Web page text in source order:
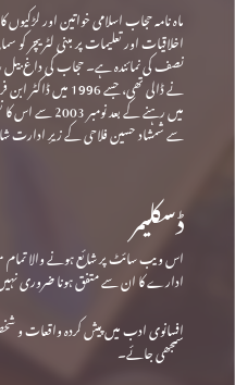
ماہ نامہ حجاب اسلامی خواتین اور
اخلاقیات اور تعلیمات پر مبنی
نے ڈالی تھی، جسے
میں رہنے کے
سے شمشاد حسین فلاحی کے زیرِ ادارت
ڈسکلیمر
اس ویب سائٹ پر شائع ہونے والا تمام
ادارے کا ان سے متفق ہونا ضروری
افسانوی ادب میں پیش کردہ واقعات و
سمجھی جائے۔